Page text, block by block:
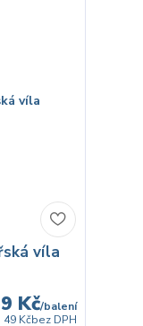
víla
Kč/balení
49 Kčbez DPH